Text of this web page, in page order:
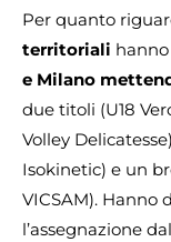
Per quanto
territoriali
e Milano
due titoli (U18
Volley
Isokinetic) e un
VICSAM). Hanno
l’assegnazione